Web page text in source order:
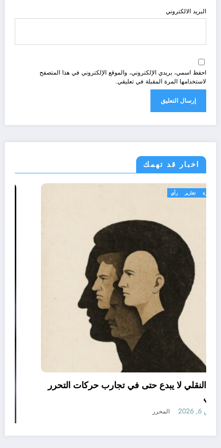
البريد الالكتروني
احفظ اسمي، بريدي الإلكتروني، والموقع الإلكتروني في هذا المتصفح
لاستخدامها المرة المقبلة في تعليقي.
اخبار قد تهمك
تعاليق حرة
العقل النقلي لا يبدع حتى في تجارب حركات التحرر
أغسطس 6, 2026